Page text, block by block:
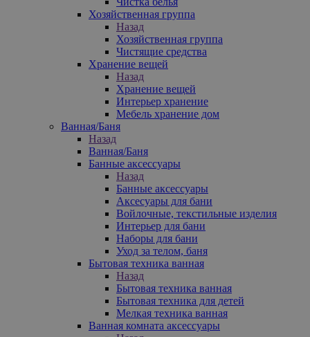
Хозяйственная группа
Назад
Хозяйственная группа
Чистящие средства
Хранение вещей
Назад
Хранение вещей
Интерьер хранение
Мебель хранение дом
Ванная/Баня
Назад
Ванная/Баня
Банные аксессуары
Назад
Банные аксессуары
Аксесуары для бани
Войлочные, текстильные изделия
Интерьер для бани
Наборы для бани
Уход за телом, баня
Бытовая техника ванная
Назад
Бытовая техника ванная
Бытовая техника для детей
Мелкая техника ванная
Ванная комната аксессуары